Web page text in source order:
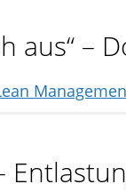
aus“ –